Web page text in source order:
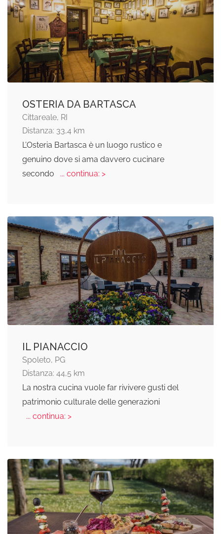
OSTERIA DA BARTASCA
Cittareale, RI
Distanza: 33,4 km
L’Osteria Bartasca è un luogo rustico e
genuino dove si ama davvero cucinare
secondo
... continua: >
IL PIANACCIO
Spoleto, PG
Distanza: 44,5 km
La nostra cucina vuole far rivivere gusti del
patrimonio culturale delle generazioni
... continua: >